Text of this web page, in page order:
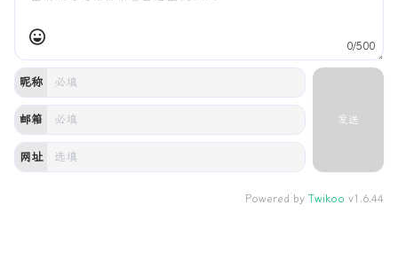
昵称
邮箱
网址
0/500
发送
Powered by Twikoo v1.6.44